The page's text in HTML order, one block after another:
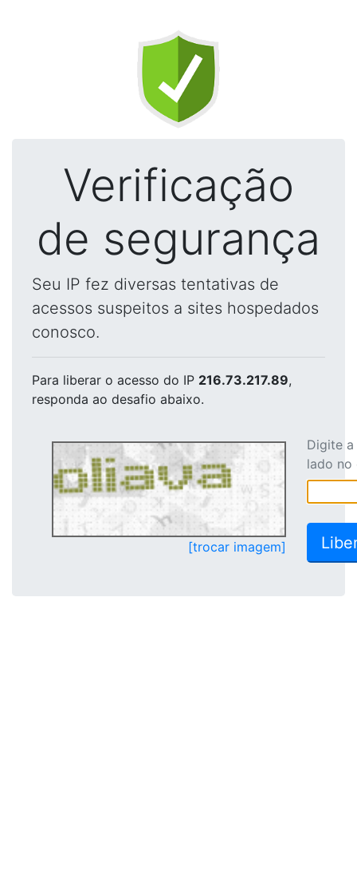
Verificação
de segurança
Seu IP fez diversas tentativas de
acessos suspeitos a sites hospedados
conosco.
Para liberar o acesso do IP 216.73.217.89,
responda ao desafio abaixo.
[trocar imagem]
Digite
lado no